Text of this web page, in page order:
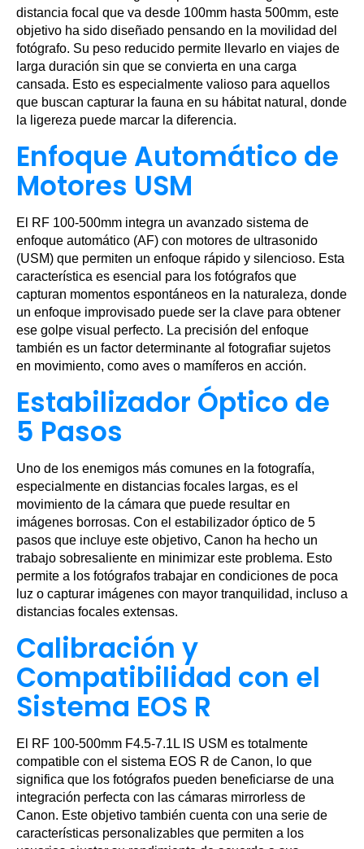
distancia focal que va desde 100mm hasta 500mm, este
objetivo ha sido diseñado pensando en la movilidad del
fotógrafo. Su peso reducido permite llevarlo en viajes de
larga duración sin que se convierta en una carga
cansada. Esto es especialmente valioso para aquellos
que buscan capturar la fauna en su hábitat natural, donde
la ligereza puede marcar la diferencia.
Enfoque Automático de
Motores USM
El RF 100-500mm integra un avanzado sistema de
enfoque automático (AF) con motores de ultrasonido
(USM) que permiten un enfoque rápido y silencioso. Esta
característica es esencial para los fotógrafos que
capturan momentos espontáneos en la naturaleza, donde
un enfoque improvisado puede ser la clave para obtener
ese golpe visual perfecto. La precisión del enfoque
también es un factor determinante al fotografiar sujetos
en movimiento, como aves o mamíferos en acción.
Estabilizador Óptico de
5 Pasos
Uno de los enemigos más comunes en la fotografía,
especialmente en distancias focales largas, es el
movimiento de la cámara que puede resultar en
imágenes borrosas. Con el estabilizador óptico de 5
pasos que incluye este objetivo, Canon ha hecho un
trabajo sobresaliente en minimizar este problema. Esto
permite a los fotógrafos trabajar en condiciones de poca
luz o capturar imágenes con mayor tranquilidad, incluso a
distancias focales extensas.
Calibración y
Compatibilidad con el
Sistema EOS R
El RF 100-500mm F4.5-7.1L IS USM es totalmente
compatible con el sistema EOS R de Canon, lo que
significa que los fotógrafos pueden beneficiarse de una
integración perfecta con las cámaras mirrorless de
Canon. Este objetivo también cuenta con una serie de
características personalizables que permiten a los